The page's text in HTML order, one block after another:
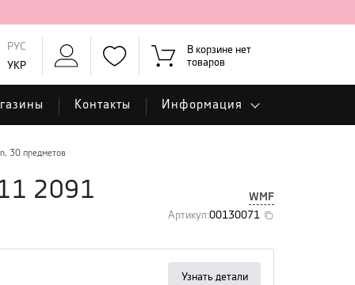
РУС
УКР
В корзине нет
товаров
Контакты Информация
30 предметов
2091
WMF
Артикул:00130071
Узнать детали